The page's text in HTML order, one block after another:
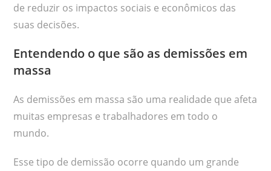
de reduzir os impactos sociais e econômicos das
suas decisões.
Entendendo o que são as demissões em
massa
As demissões em massa são uma realidade que afeta
muitas empresas e trabalhadores em todo o
mundo.
Esse tipo de demissão ocorre quando um grande